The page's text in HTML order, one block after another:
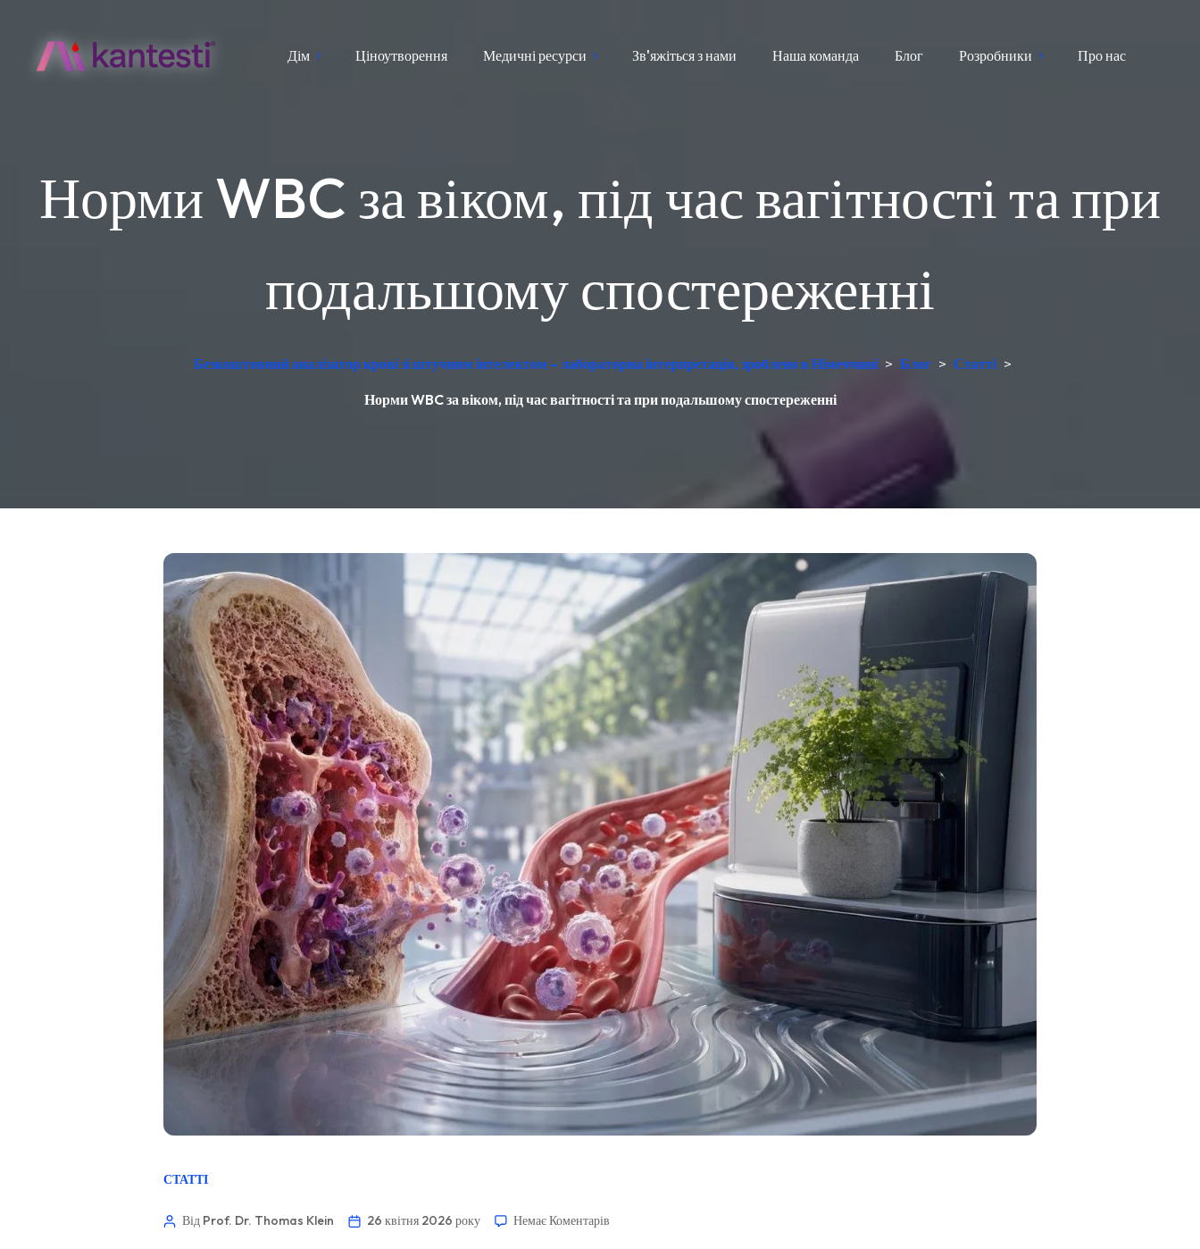
Дім Ціноутворення Медичні ресурси Зв'яжіться з нами Наша команда Блог Розробники Про нас
Норми WBC за віком, під час вагітності та при
подальшому спостереженні
Безкоштовний аналізатор крові зі штучним інтелектом – лабораторна інтерпретація, зроблено в Німеччині > Блог > Статті >
Норми WBC за віком, під час вагітності та при подальшому спостереженні
СТАТТІ
Від Prof. Dr. Thomas Klein 26 квітня 2026 року Немає Коментарів